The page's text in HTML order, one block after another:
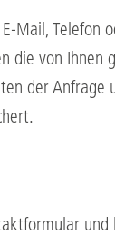
Mail, Telefon
die von Ihnen
der Anfrage
und